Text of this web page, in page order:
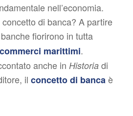
nell’economia.
di banca? A partire
fiorirono in tutta
commerci marittimi.
anche in Historiadi
il concetto di banca è